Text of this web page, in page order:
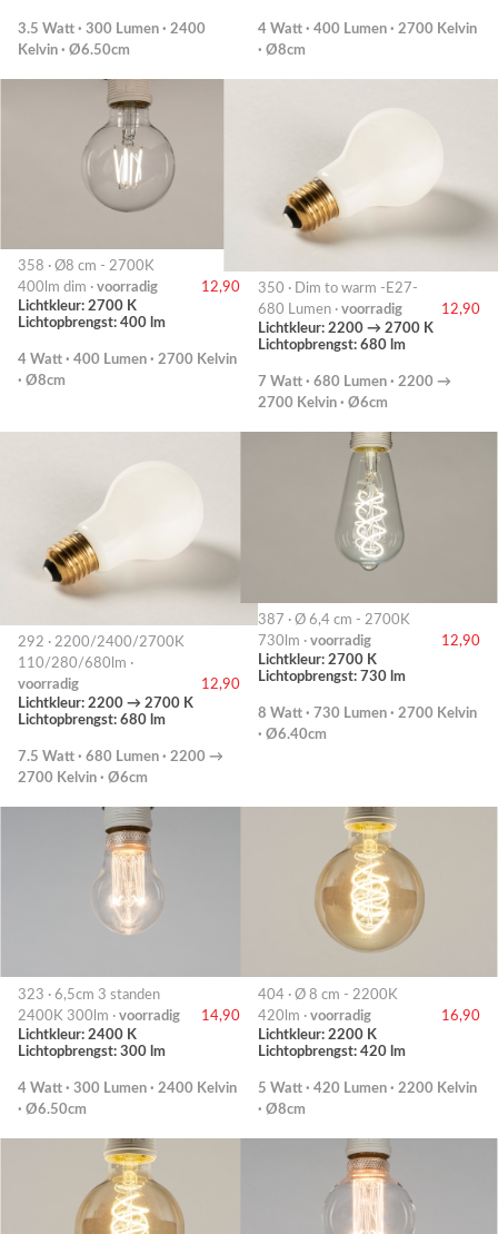
3.5 Watt · 300 Lumen · 2400
Kelvin · Ø6.50cm
4 Watt · 400 Lumen · 2700 Kelvin
· Ø8cm
358 · Ø8 cm - 2700K
400lm dim · voorradig
12,90
Lichtkleur: 2700 K
Lichtopbrengst: 400 lm
4 Watt · 400 Lumen · 2700 Kelvin
· Ø8cm
350 · Dim to warm -E27-
680 Lumen · voorradig
12,90
Lichtkleur: 2200 → 2700 K
Lichtopbrengst: 680 lm
7 Watt · 680 Lumen · 2200 →
2700 Kelvin · Ø6cm
292 · 2200/2400/2700K
110/280/680lm ·
voorradig
12,90
Lichtkleur: 2200 → 2700 K
Lichtopbrengst: 680 lm
7.5 Watt · 680 Lumen · 2200 →
2700 Kelvin · Ø6cm
387 · Ø 6,4 cm - 2700K
730lm · voorradig
12,90
Lichtkleur: 2700 K
Lichtopbrengst: 730 lm
8 Watt · 730 Lumen · 2700 Kelvin
· Ø6.40cm
323 · 6,5cm 3 standen
2400K 300lm · voorradig
14,90
Lichtkleur: 2400 K
Lichtopbrengst: 300 lm
4 Watt · 300 Lumen · 2400 Kelvin
· Ø6.50cm
404 · Ø 8 cm - 2200K
420lm · voorradig
16,90
Lichtkleur: 2200 K
Lichtopbrengst: 420 lm
5 Watt · 420 Lumen · 2200 Kelvin
· Ø8cm